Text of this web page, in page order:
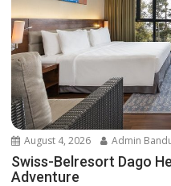
August 4, 2026 Admin
Swiss-Belresort Dago
Adventure